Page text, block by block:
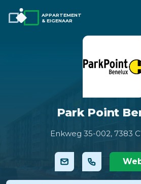
APPARTEMENT
& EIGENAAR
Park Point
Enkweg 35-002, 7383